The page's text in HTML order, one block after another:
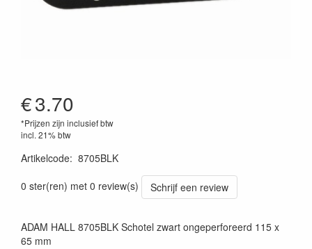
€3.70
*Prijzen zijn inclusief btw
incl. 21% btw
Artikelcode: 8705BLK
0 ster(ren) met 0 review(s)
Schrijf een review
ADAM HALL 8705BLK Schotel zwart ongeperforeerd 115 x
65 mm